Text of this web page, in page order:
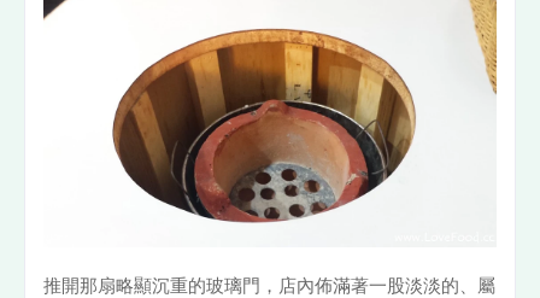
推開那扇略顯沉重的玻璃門，店內佈滿著一股淡淡的、屬